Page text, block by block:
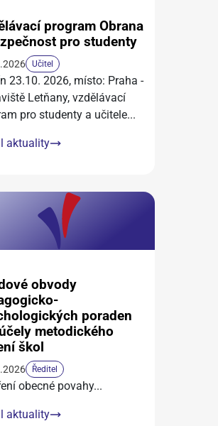
program Obrana
pro studenty
Učitel
23.10. 2026, místo: Praha -
Letňany, vzdělávací
pro studenty a učitele...
aktuality
obvody
poraden
metodického
škol
Ředitel
obecné povahy...
aktuality